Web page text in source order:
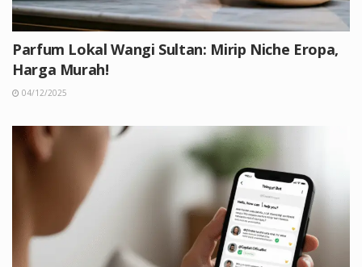
Parfum Lokal Wangi Sultan: Mirip Niche Eropa,
Harga Murah!
04/12/2025